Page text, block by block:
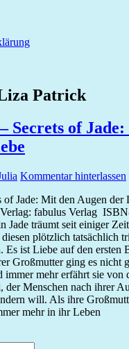
Patrick
Secrets of
Kommentar hinterlassen
of Jade: Mit den Augen der
fabulus Verlag
Jade träumt seit einiger
plötzlich tatsächlich
Es ist Liebe auf den ersten
Großmutter ging es nicht
immer mehr erfährt sie von
der Menschen nach ihrer
will. Als ihre
mehr in ihr Leben